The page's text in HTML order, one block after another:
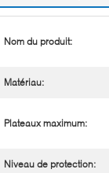
Nom du produit:
Matériau:
Plateaux maximum:
Niveau de protection: